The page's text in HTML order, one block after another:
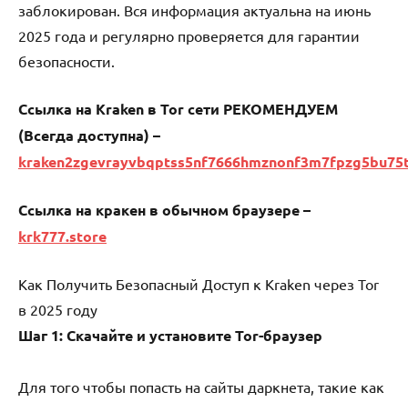
заблокирован. Вся информация актуальна на июнь
2025 года и регулярно проверяется для гарантии
безопасности.
Ссылка на Kraken в Tor сети РЕКОМЕНДУЕМ
(Всегда доступна) –
Ссылка на кракен в обычном браузере –
krk777.store
Как Получить Безопасный Доступ к Kraken через Tor
в 2025 году
Шаг 1: Скачайте и установите Tor-браузер
Для того чтобы попасть на сайты даркнета, такие как